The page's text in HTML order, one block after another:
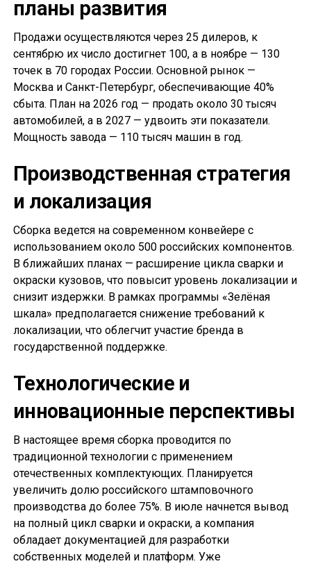
планы развития
Продажи осуществляются через 25 дилеров, к
сентябрю их число достигнет 100, а в ноябре — 130
точек в 70 городах России. Основной рынок —
Москва и Санкт-Петербург, обеспечивающие 40%
сбыта. План на 2026 год — продать около 30 тысяч
автомобилей, а в 2027 — удвоить эти показатели.
Мощность завода — 110 тысяч машин в год.
Производственная стратегия
и локализация
Сборка ведется на современном конвейере с
использованием около 500 российских компонентов.
В ближайших планах — расширение цикла сварки и
окраски кузовов, что повысит уровень локализации и
снизит издержки. В рамках программы «Зелёная
шкала» предполагается снижение требований к
локализации, что облегчит участие бренда в
государственной поддержке.
Технологические и
инновационные перспективы
В настоящее время сборка проводится по
традиционной технологии с применением
отечественных комплектующих. Планируется
увеличить долю российского штамповочного
производства до более 75%. В июле начнется вывод
на полный цикл сварки и окраски, а компания
обладает документацией для разработки
собственных моделей и платформ. Уже